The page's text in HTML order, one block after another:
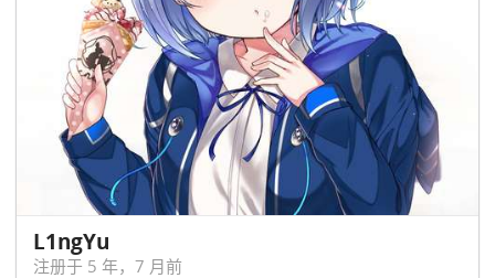
L1ngYu
注册于 5 年，7 月前